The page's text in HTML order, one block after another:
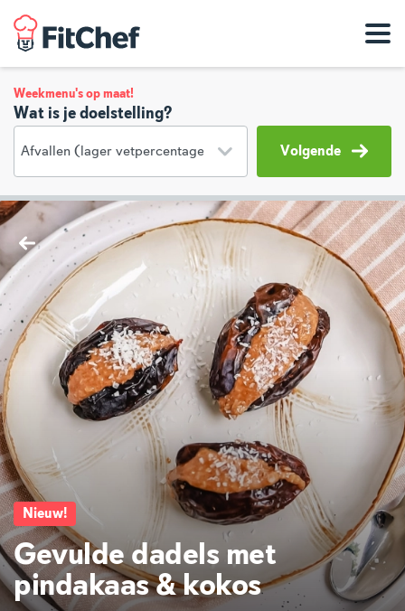
Weekmenu's op maat!
Wat is je doelstelling?
Volgende
Nieuw!
Gevulde dadels met
pindakaas & kokos